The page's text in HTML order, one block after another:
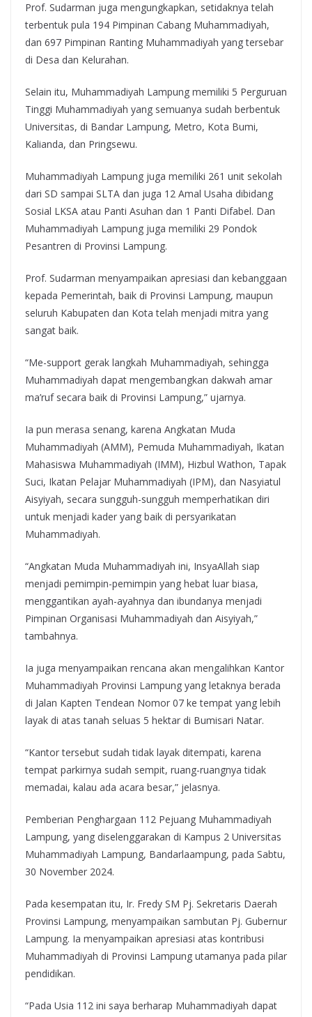
Prof. Sudarman juga mengungkapkan, setidaknya telah
terbentuk pula 194 Pimpinan Cabang Muhammadiyah,
dan 697 Pimpinan Ranting Muhammadiyah yang tersebar
di Desa dan Kelurahan.
Selain itu, Muhammadiyah Lampung memiliki 5 Perguruan
Tinggi Muhammadiyah yang semuanya sudah berbentuk
Universitas, di Bandar Lampung, Metro, Kota Bumi,
Kalianda, dan Pringsewu.
Muhammadiyah Lampung juga memiliki 261 unit sekolah
dari SD sampai SLTA dan juga 12 Amal Usaha dibidang
Sosial LKSA atau Panti Asuhan dan 1 Panti Difabel. Dan
Muhammadiyah Lampung juga memiliki 29 Pondok
Pesantren di Provinsi Lampung.
Prof. Sudarman menyampaikan apresiasi dan kebanggaan
kepada Pemerintah, baik di Provinsi Lampung, maupun
seluruh Kabupaten dan Kota telah menjadi mitra yang
sangat baik.
“Me-support gerak langkah Muhammadiyah, sehingga
Muhammadiyah dapat mengembangkan dakwah amar
ma’ruf secara baik di Provinsi Lampung,” ujarnya.
Ia pun merasa senang, karena Angkatan Muda
Muhammadiyah (AMM), Pemuda Muhammadiyah, Ikatan
Mahasiswa Muhammadiyah (IMM), Hizbul Wathon, Tapak
Suci, Ikatan Pelajar Muhammadiyah (IPM), dan Nasyiatul
Aisyiyah, secara sungguh-sungguh memperhatikan diri
untuk menjadi kader yang baik di persyarikatan
Muhammadiyah.
“Angkatan Muda Muhammadiyah ini, InsyaAllah siap
menjadi pemimpin-pemimpin yang hebat luar biasa,
menggantikan ayah-ayahnya dan ibundanya menjadi
Pimpinan Organisasi Muhammadiyah dan Aisyiyah,”
tambahnya.
Ia juga menyampaikan rencana akan mengalihkan Kantor
Muhammadiyah Provinsi Lampung yang letaknya berada
di Jalan Kapten Tendean Nomor 07 ke tempat yang lebih
layak di atas tanah seluas 5 hektar di Bumisari Natar.
“Kantor tersebut sudah tidak layak ditempati, karena
tempat parkirnya sudah sempit, ruang-ruangnya tidak
memadai, kalau ada acara besar,” jelasnya.
Pemberian Penghargaan 112 Pejuang Muhammadiyah
Lampung, yang diselenggarakan di Kampus 2 Universitas
Muhammadiyah Lampung, Bandarlaampung, pada Sabtu,
30 November 2024.
Pada kesempatan itu, Ir. Fredy SM Pj. Sekretaris Daerah
Provinsi Lampung, menyampaikan sambutan Pj. Gubernur
Lampung. Ia menyampaikan apresiasi atas kontribusi
Muhammadiyah di Provinsi Lampung utamanya pada pilar
pendidikan.
“Pada Usia 112 ini saya berharap Muhammadiyah dapat